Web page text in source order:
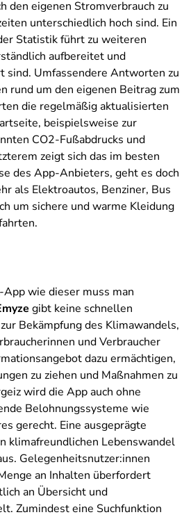
den eigenen Stromverbrauch zu
unterschiedlich hoch sind. Ein
Statistik führt zu weiteren
aufbereitet und
sind. Umfassendere Antworten zu
rund um den eigenen Beitrag zum
die regelmäßig aktualisierten
beispielsweise zur
CO2-Fußabdrucks und
zeigt sich das im besten
des App-Anbieters, geht es doch
als Elektroautos, Benziner, Bus
um sichere und warme Kleidung
wie dieser muss man
gibt keine schnellen
Bekämpfung des Klimawandels,
und Verbraucher
dazu ermächtigen,
zu ziehen und Maßnahmen zu
wird die App auch ohne
Belohnungssysteme wie
gerecht. Eine ausgeprägte
klimafreundlichen Lebenswandel
Gelegenheitsnutzer:innen
an Inhalten überfordert
an Übersicht und
Zumindest eine Suchfunktion